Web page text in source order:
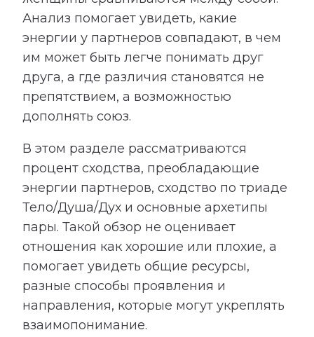
Анализ помогает увидеть, какие
энергии у партнеров совпадают, в чем
им может быть легче понимать друг
друга, а где различия становятся не
препятствием, а возможностью
дополнять союз.
В этом разделе рассматриваются
процент сходства, преобладающие
энергии партнеров, сходство по триаде
Тело/Душа/Дух и основные архетипы
пары. Такой обзор не оценивает
отношения как хорошие или плохие, а
помогает увидеть общие ресурсы,
разные способы проявления и
направления, которые могут укреплять
взаимопонимание.